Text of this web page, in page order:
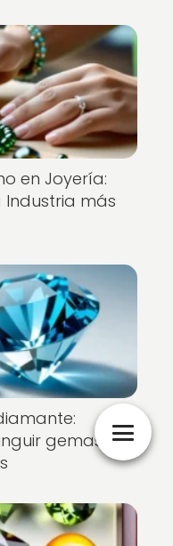
en Joyería:
más
gemas